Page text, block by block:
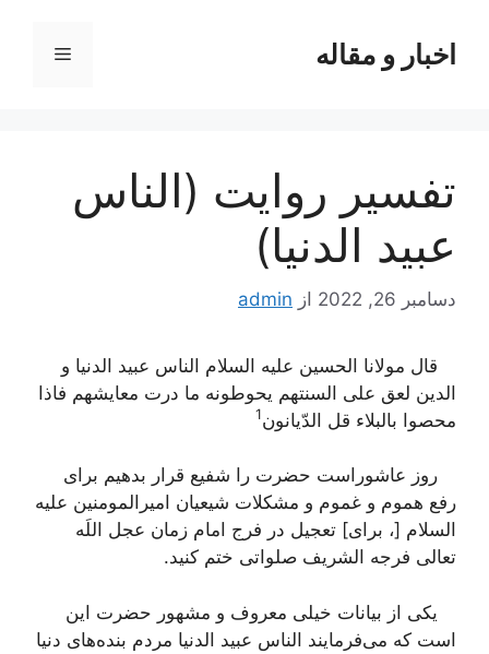
محتوااخبار و مقاله فهرست
تفسير روايت (الناس
عبيد الدنيا)
دسامبر 26, 2022 از admin
قال مولانا الحسین علیه السلام الناس عبید الدنیا و
الدین لعق علی السنتهم یحوطونه ما درت معایشهم فاذا
محصوا بالبلاء قل الدّیانون‌1
روز عاشوراست حضرت را شفیع قرار بدهیم برای
رفع هموم و غموم و مشکلات شیعیان امیرالمومنین علیه
السلام [، برای‌] تعجیل در فرج امام زمان عجل اللَه
تعالی فرجه الشریف صلواتی ختم کنید.
یکی از بیانات خیلی معروف و مشهور حضرت این
است که می‌فرمایند الناس عبید الدنیا مردم بنده‌های دنیا